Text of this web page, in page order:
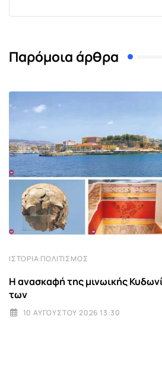
Παρόμοια άρθρα
ΙΣΤΟΡΊΑ ΠΟΛΙΤΙΣΜΌΣ
Η ανασκαφή της μινωικής
των
10 ΑΥΓΟΎΣΤΟΥ 2026 13:30